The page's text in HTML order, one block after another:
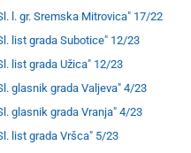
l. gr. Sremska Mitrovica" 17/22
list grada Subotice" 12/23
list grada Užica" 12/23
glasnik grada Valjeva" 4/23
glasnik grada Vranja" 4/23
list grada Vršca" 5/23